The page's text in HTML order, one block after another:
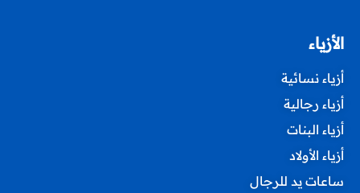
الأزياء
أزياء نسائية
أزياء رجالية
أزياء البنات
أزياء الأولاد
ساعات يد للرجال